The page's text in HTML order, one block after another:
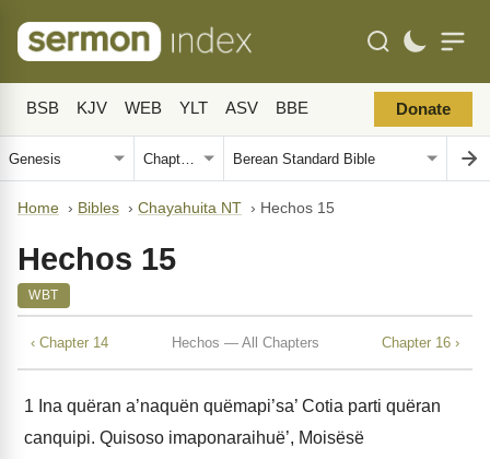
BSB KJV WEB YLT ASV BBE Donate
Home › Bibles › Chayahuita NT › Hechos 15
Hechos 15
WBT
‹ Chapter 14 Hechos — All Chapters Chapter 16 ›
1 Ina quëran a’naquën quëmapi’sa’ Cotia parti quëran
canquipi. Quisoso imaponaraihuë’, Moisësë